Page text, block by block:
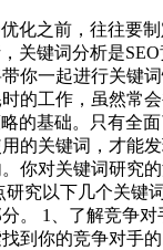
化之前，往往要制
关键词分析是
你一起进行关键
的工作，虽然常
的基础。只有全
的关键词，才能
你对关键词研究
究以下几个关键
。 1、了解竞争对
到你的竞争对手的